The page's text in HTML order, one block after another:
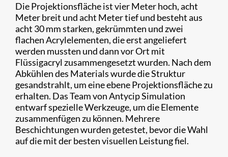
Die Projektionsfläche ist vier Meter hoch, acht
Meter breit und acht Meter tief und besteht aus
acht 30 mm starken, gekrümmten und zwei
flachen Acrylelementen, die erst angeliefert
werden mussten und dann vor Ort mit
Flüssigacryl zusammengesetzt wurden. Nach dem
Abkühlen des Materials wurde die Struktur
gesandstrahlt, um eine ebene Projektionsfläche zu
erhalten. Das Team von Antycip Simulation
entwarf spezielle Werkzeuge, um die Elemente
zusammenfügen zu können. Mehrere
Beschichtungen wurden getestet, bevor die Wahl
auf die mit der besten visuellen Leistung fiel.